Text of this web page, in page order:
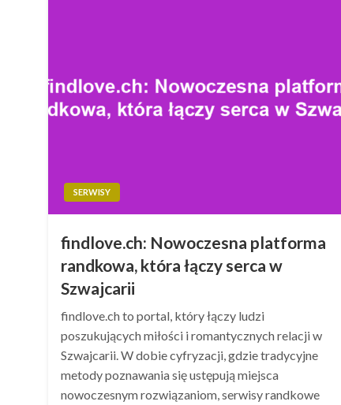
SERWISY
findlove.ch: Nowoczesna platforma
randkowa, która łączy serca w
Szwajcarii
findlove.ch to portal, który łączy ludzi
poszukujących miłości i romantycznych relacji w
Szwajcarii. W dobie cyfryzacji, gdzie tradycyjne
metody poznawania się ustępują miejsca
nowoczesnym rozwiązaniom, serwisy randkowe